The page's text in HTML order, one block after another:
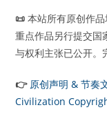
📜 本站所有原创作
重点作品另行提交国
与权利主张已公开。
👉 原创声明 & 节奏
Civilization